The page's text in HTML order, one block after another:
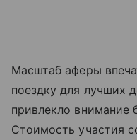
Масштаб аферы
поездку для лучших
привлекло внимание
Стоимость участия